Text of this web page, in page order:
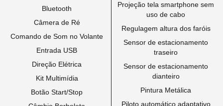
Bluetooth
Câmera de Ré
Comando de Som no Volante
Entrada USB
Direção Elétrica
Kit Multimídia
Botão Start/Stop
Projeção tela smartphone sem
uso de cabo
Regulagem altura dos faróis
Sensor de estacionamento
traseiro
Sensor de estacionamento
dianteiro
Pintura Metálica
Piloto automático adaptativo